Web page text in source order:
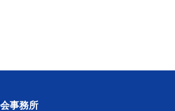
26.4.26）
事務所